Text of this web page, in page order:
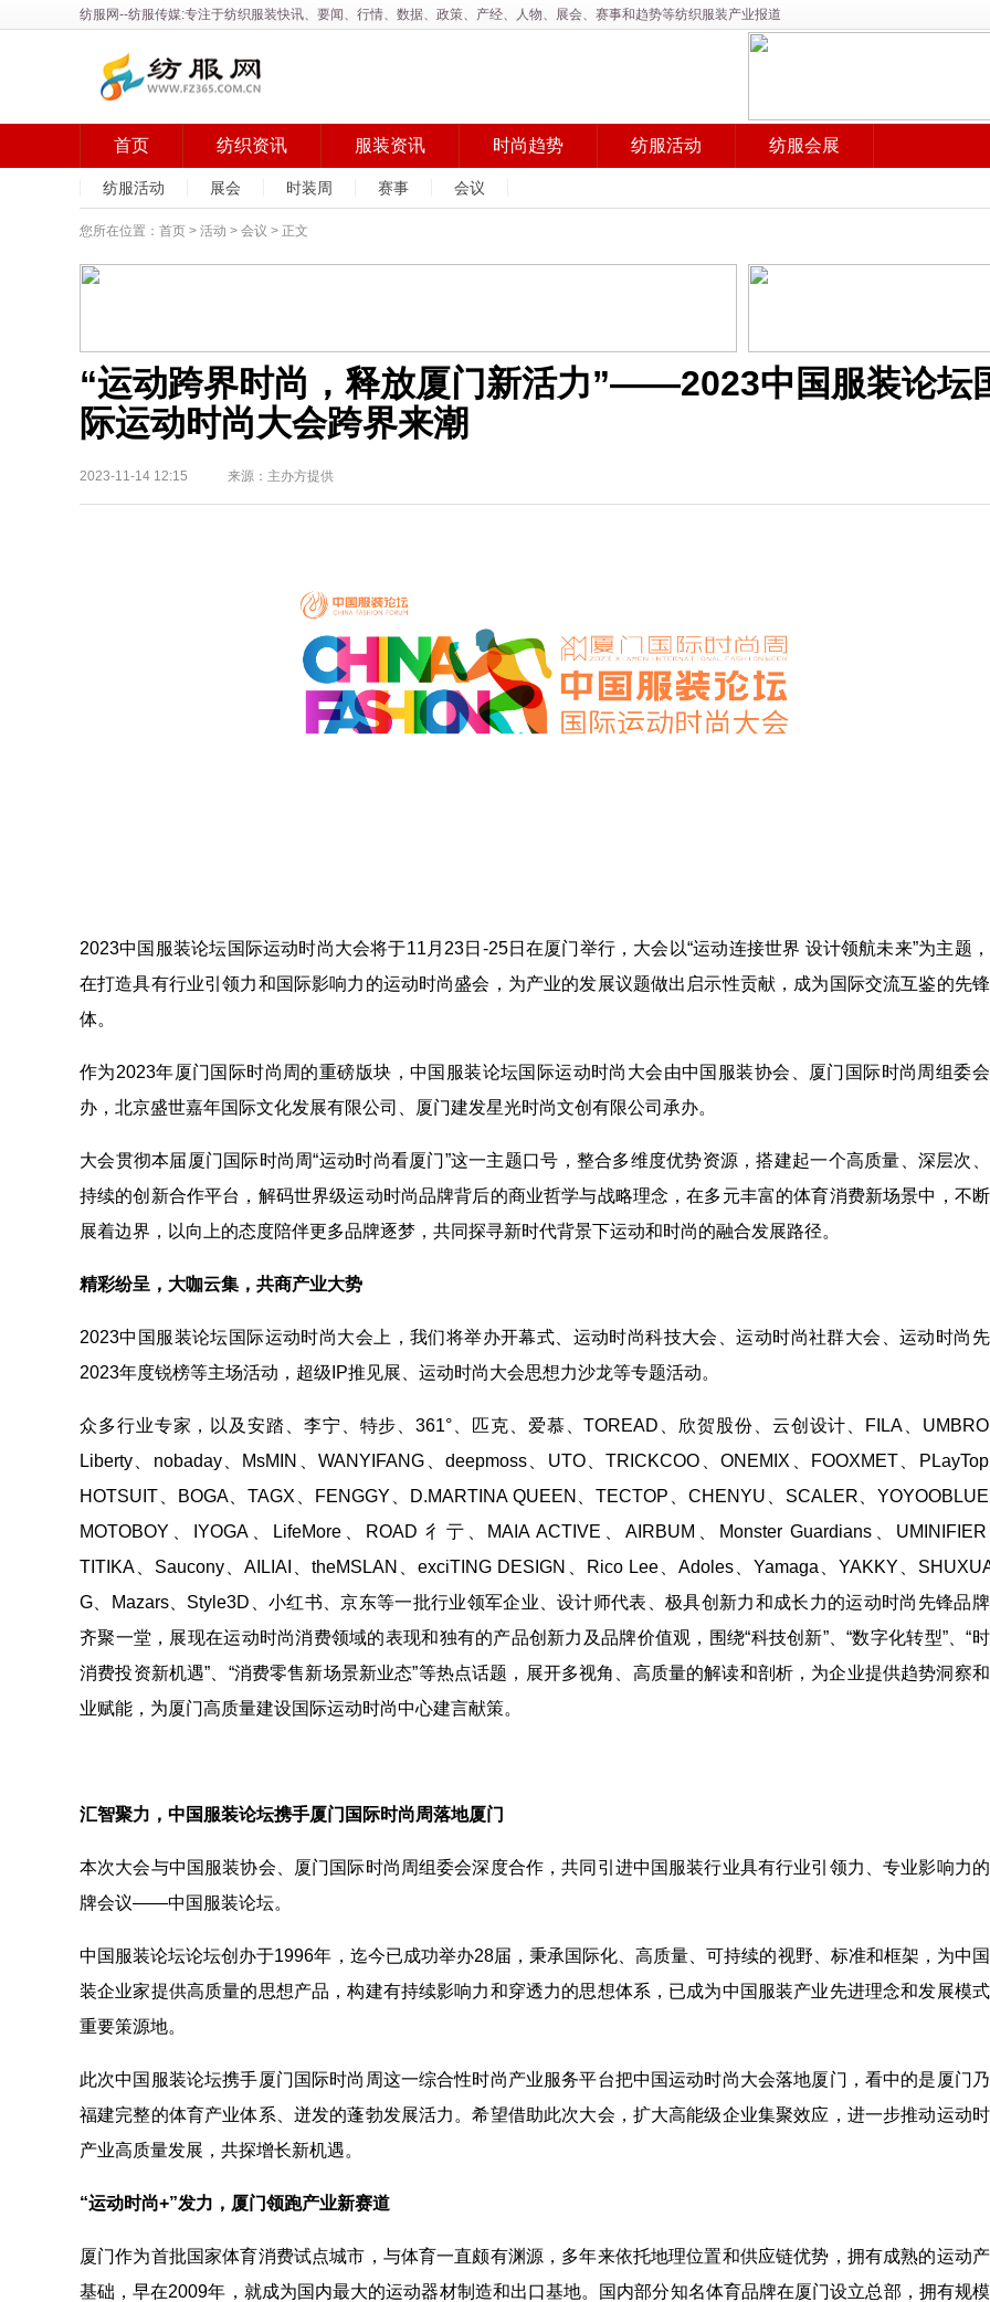
纺服网--纺服传媒:专注于纺织服装快讯、要闻、行情、数据、政策、产经、人物、展会、赛事和趋势等纺织服装产业报道
首页 纺织资讯 服装资讯 时尚趋势 纺服活动 纺服会展
纺服活动 展会 时装周 赛事 会议
您所在位置： 首页 > 活动 > 会议 > 正文
“运动跨界时尚，释放厦门新活力”——2023中国服装论坛
际运动时尚大会跨界来潮
2023-11-14 12:15 来源：主办方提供
2023中国服装论坛国际运动时尚大会将于11⽉23⽇-25⽇在厦⻔举行，大会以“运动连接世界 设计领航未来”为主题
在打造具有⾏业引领⼒和国际影响⼒的运动时尚盛会，为产业的发展议题做出启示性贡献，成为国际交流互鉴的先
体。
作为2023年厦门国际时尚周的重磅版块，中国服装论坛国际运动时尚大会由中国服装协会、厦⻔国际时尚周组委
办，北京盛世嘉年国际文化发展有限公司、厦门建发星光时尚文创有限公司承办。
大会贯彻本届厦门国际时尚周“运动时尚看厦门”这一主题口号，整合多维度优势资源，搭建起一个⾼质量、深层次
持续的创新合作平台，解码世界级运动时尚品牌背后的商业哲学与战略理念，在多元丰富的体育消费新场景中，不
展着边界，以向上的态度陪伴更多品牌逐梦，共同探寻新时代背景下运动和时尚的融合发展路径。
精彩纷呈，大咖云集，共商产业大势
2023中国服装论坛国际运动时尚⼤会上，我们将举办开幕式、运动时尚科技⼤会、运动时尚社群⼤会、运动时尚
2023年度锐榜等主场活动，超级IP推见展、运动时尚大会思想力沙龙等专题活动。
众多行业专家，以及安踏、李宁、特步、361°、匹克、爱慕、TOREAD、欣贺股份、云创设计、FILA、UMBRO
Liberty、nobaday、MsMIN、WANYIFANG、deepmoss、UTO、TRICKCOO、ONEMIX、FOOXMET、PLayTop
HOTSUIT、BOGA、TAGX、FENGGY、D.MARTINA QUEEN、TECTOP、CHENYU、SCALER、YOYOOBLUE
MOTOBOY、IYOGA、LifeMore、ROAD 彳亍、MAIA ACTIVE、AIRBUM、Monster Guardians、UMINIFIER
TITIKA、Saucony、AILIAI、theMSLAN、exciTING DESIGN、Rico Lee、Adoles、Yamaga、YAKKY、
G、Mazars、Style3D、小红书、京东等一批行业领军企业、设计师代表、极具创新力和成长力的运动时尚先锋品
齐聚一堂，展现在运动时尚消费领域的表现和独有的产品创新力及品牌价值观，围绕“科技创新”、“数字化转型”、“
消费投资新机遇”、“消费零售新场景新业态”等热点话题，展开多视角、高质量的解读和剖析，为企业提供趋势洞察
业赋能，为厦门高质量建设国际运动时尚中心建言献策。
汇智聚力，中国服装论坛携手厦门国际时尚周落地厦门
本次大会与中国服装协会、厦门国际时尚周组委会深度合作，共同引进中国服装行业具有行业引领力、专业影响力
牌会议——中国服装论坛。
中国服装论坛论坛创办于1996年，迄今已成功举办28届，秉承国际化、高质量、可持续的视野、标准和框架，为中
装企业家提供高质量的思想产品，构建有持续影响力和穿透力的思想体系，已成为中国服装产业先进理念和发展模
重要策源地。
此次中国服装论坛携手厦门国际时尚周这一综合性时尚产业服务平台把中国运动时尚大会落地厦门，看中的是厦门
福建完整的体育产业体系、迸发的蓬勃发展活力。希望借助此次大会，扩大高能级企业集聚效应，进一步推动运动
产业高质量发展，共探增长新机遇。
“运动时尚+”发力，厦门领跑产业新赛道
厦门作为首批国家体育消费试点城市，与体育一直颇有渊源，多年来依托地理位置和供应链优势，拥有成熟的运动
基础，早在2009年，就成为国内最大的运动器材制造和出口基地。国内部分知名体育品牌在厦门设立总部，拥有规